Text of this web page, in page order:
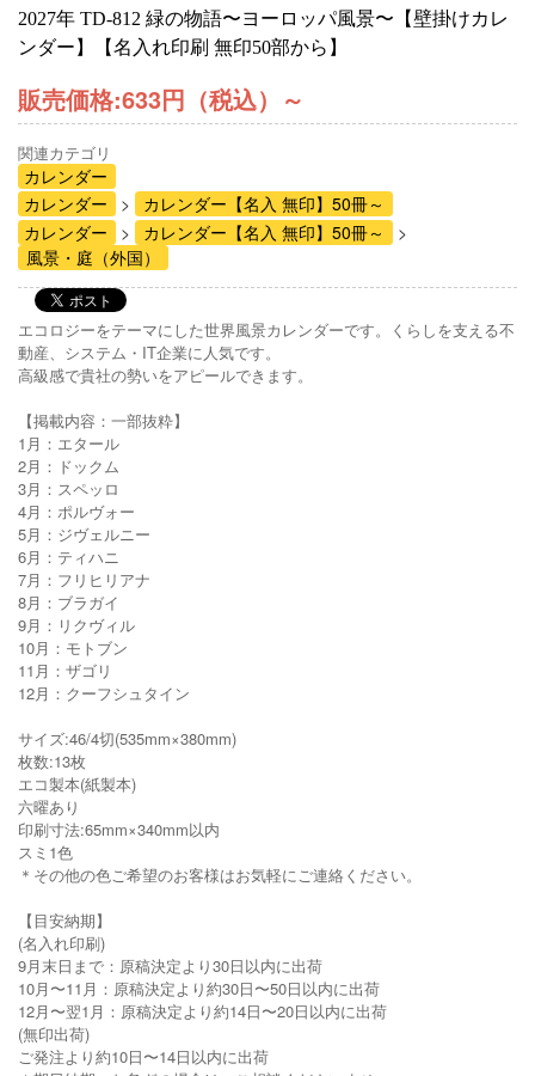
2027年 TD-812 緑の物語〜ヨーロッパ風景〜【壁掛けカレ
ンダー】【名入れ印刷 無印50部から】
販売価格:633円（税込） ～
関連カテゴリ
カレンダー
カレンダー
カレンダー【名入 無印】50冊～
カレンダー
カレンダー【名入 無印】50冊～
風景・庭（外国）
エコロジーをテーマにした世界風景カレンダーです。くらしを支える不
動産、システム・IT企業に人気です。
高級感で貴社の勢いをアピールできます。
【掲載内容：一部抜粋】
1月：エタール
2月：ドックム
3月：スペッロ
4月：ポルヴォー
5月：ジヴェルニー
6月：ティハニ
7月：フリヒリアナ
8月：ブラガイ
9月：リクヴィル
10月：モトブン
11月：ザゴリ
12月：クーフシュタイン
サイズ:46/4切(535mm×380mm)
枚数:13枚
エコ製本(紙製本)
六曜あり
印刷寸法:65mm×340mm以内
スミ1色
＊その他の色ご希望のお客様はお気軽にご連絡ください。
【目安納期】
(名入れ印刷)
9月末日まで：原稿決定より30日以内に出荷
10月〜11月：原稿決定より約30日〜50日以内に出荷
12月〜翌1月：原稿決定より約14日〜20日以内に出荷
(無印出荷)
ご発注より約10日〜14日以内に出荷